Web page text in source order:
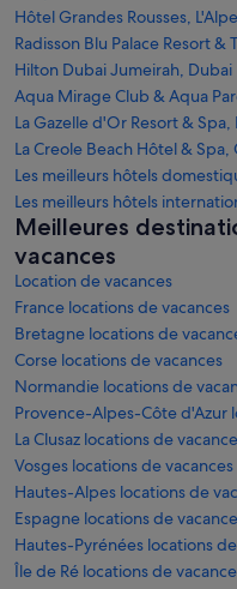
Hôtel Grandes Rousses,
Radisson Blu Palace Resort &
Hilton Dubai Jumeirah, Dubai
Aqua Mirage Club & Aqua
La Gazelle d'Or Resort &
La Creole Beach Hôtel &
Les meilleurs hôtels
Les meilleurs hôtels
Meilleures
vacances
Location de vacances
France locations de vacances
Bretagne locations de
Corse locations de vacances
Normandie locations de
Provence-Alpes-Côte d'Azur
La Clusaz locations de
Vosges locations de vacances
Hautes-Alpes locations de
Espagne locations de
Hautes-Pyrénées locations
Île de Ré locations de